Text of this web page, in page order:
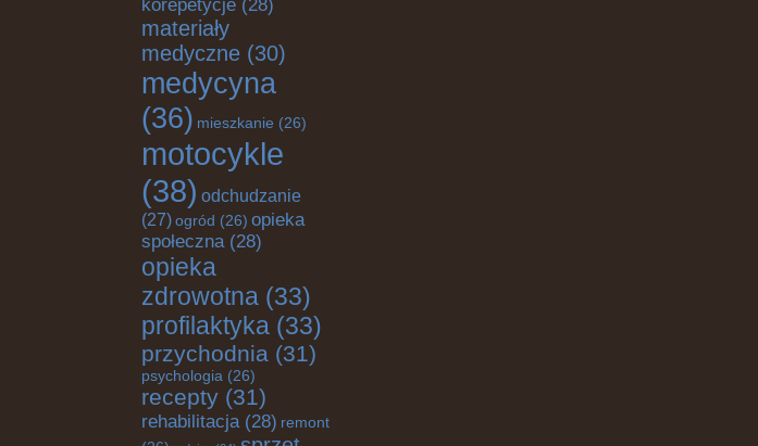
korepetycje (28)
materiały
medyczne (30)
medycyna
(36) mieszkanie (26)
motocykle
(38) odchudzanie
(27) ogród (26) opieka
społeczna(28)
opieka
zdrowotna (33)
profilaktyka (33)
przychodnia (31)
psychologia (26)
recepty (31)
rehabilitacja(28) remont